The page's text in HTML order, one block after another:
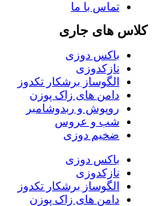
تماس با ما
کلاس های جاری
باکس دوزی
نازکدوزی
الگوساز برشکار تکدوز
دامن های زاک پوزن
روپوش و ربدوشامبر
شب و عروس
ضخیم دوزی
باکس دوزی
نازکدوزی
الگوساز برشکار تکدوز
دامن های زاک پوزن